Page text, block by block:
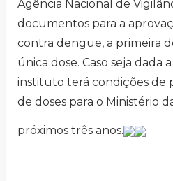
Agência Nacional de
documentos para a
contra dengue, a primeira
única dose. Caso seja dada
instituto terá condições de
de doses para o Ministério
próximos três anos.